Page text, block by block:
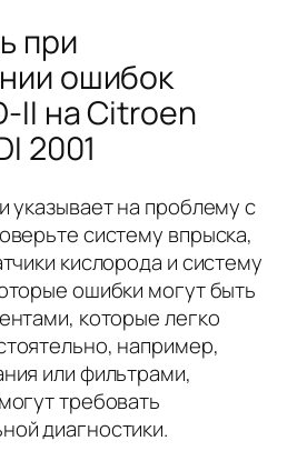
при
ошибок
II на Citroen
2001
указывает на проблему с
систему впрыска,
кислорода и систему
ошибки могут быть
которые легко
например,
или фильтрами,
требовать
диагностики.